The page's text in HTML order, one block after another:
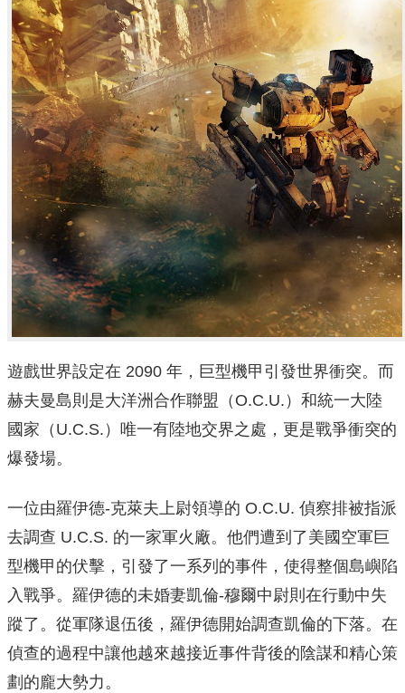
遊戲世界設定在 2090 年，巨型機甲引發世界衝突。而
赫夫曼島則是大洋洲合作聯盟（O.C.U.）和統一大陸
國家（U.C.S.）唯一有陸地交界之處，更是戰爭衝突的
爆發場。
一位由羅伊德-克萊夫上尉領導的 O.C.U. 偵察排被指派
去調查 U.C.S. 的一家軍火廠。他們遭到了美國空軍巨
型機甲的伏擊，引發了一系列的事件，使得整個島嶼陷
入戰爭。羅伊德的未婚妻凱倫-穆爾中尉則在行動中失
蹤了。從軍隊退伍後，羅伊德開始調查凱倫的下落。在
偵查的過程中讓他越來越接近事件背後的陰謀和精心策
劃的龐大勢力。